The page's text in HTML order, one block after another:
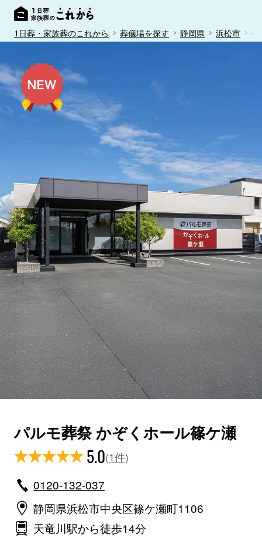
1日葬・家族葬のこれから 葬儀場を探す 静岡県 浜松市
パルモ葬祭 かぞくホール篠ケ瀬
5.0(1件)
0120-132-037
静岡県浜松市中央区篠ケ瀬町1106
天竜川駅から徒歩14分